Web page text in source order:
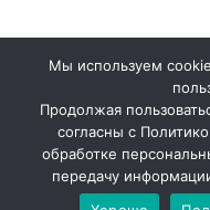
125009, г.
Мы используем
Продолжая
согласны с
обработке
передачу